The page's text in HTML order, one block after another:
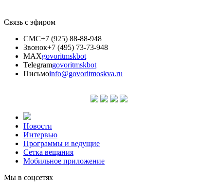
Связь с эфиром
СМС+7 (925) 88-88-948
Звонок+7 (495) 73-73-948
MAXgovoritmskbot
Telegramgovoritmskbot
Письмоinfo@govoritmoskva.ru
Новости
Интервью
Программы и ведущие
Сетка вещания
Мобильное приложение
Мы в соцсетях